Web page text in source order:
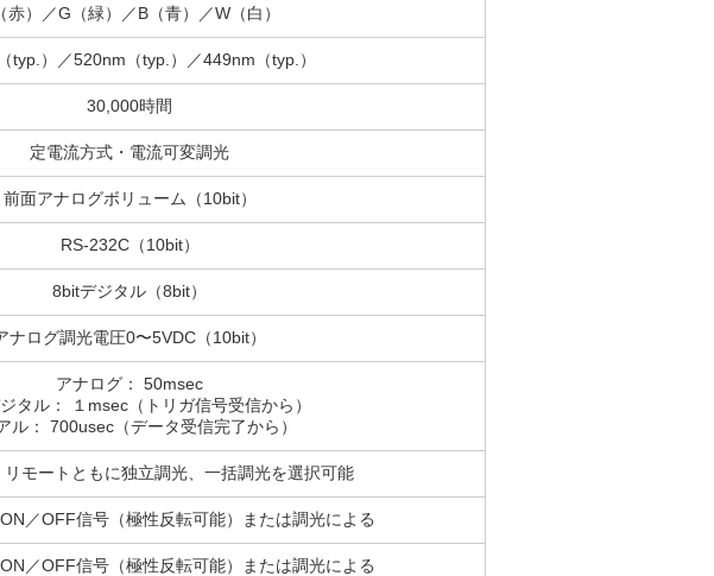
赤）／G（緑）／B（青）／W（白）
typ.）／520nm（typ.）／449nm（typ.）
30,000時間
定電流方式・電流可変調光
前面アナログボリューム（10bit）
RS-232C（10bit）
8bitデジタル（8bit）
ナログ調光電圧0〜5VDC（10bit）
アナログ： 50msec
タル： １msec（トリガ信号受信から）
ル： 700usec（データ受信完了から）
リモートともに独立調光、一括調光を選択可能
／OFF信号（極性反転可能）または調光による
／OFF信号（極性反転可能）または調光による